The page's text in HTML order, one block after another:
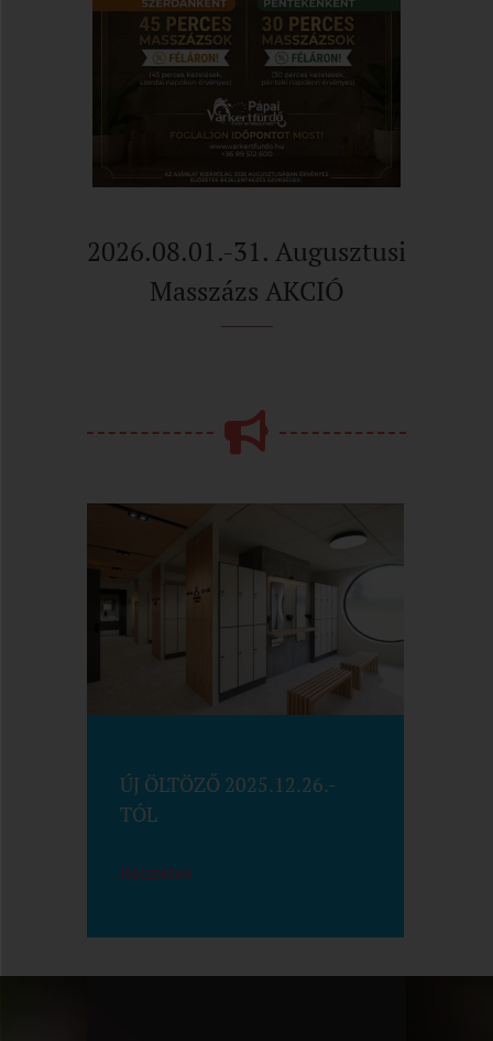
2026.08.01.-31. Augusztusi
Masszázs AKCIÓ
ÚJ ÖLTÖZŐ 2025.12.26.-
TÓL
Részletek